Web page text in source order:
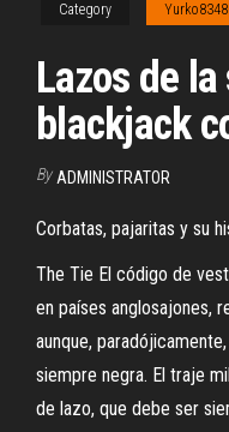
Category
Lazos de
blackjack
By ADMINISTRATOR
Corbatas, pajaritas y su
The Tie El código de
en países anglosajones,
aunque,
siempre negra. El traje
de lazo, que debe ser